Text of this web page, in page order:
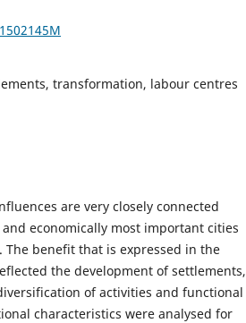
transformation, labour centres
are very closely connected
economically most important cities
The benefit that is expressed in the
the development of settlements,
of activities and functional
characteristics were analysed for